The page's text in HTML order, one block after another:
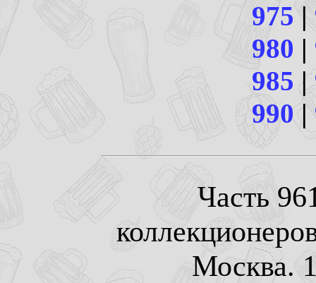
975|
980 |
985 |
990|
Часть
Москва.